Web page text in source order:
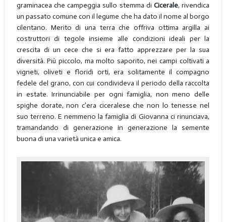
graminacea che campeggia sullo stemma di Cicerale, rivendica
un passato comune con il legume che ha dato il nome al borgo
cilentano. Merito di una terra che offriva ottima argilla ai
costruttori di tegole insieme alle condizioni ideali per la
crescita di un cece che si era fatto apprezzare per la sua
diversità. Più piccolo, ma molto saporito, nei campi coltivati a
vigneti, oliveti e floridi orti, era solitamente il compagno
fedele del grano, con cui condivideva il periodo della raccolta
in estate. Irrinunciabile per ogni famiglia, non meno delle
spighe dorate, non c’era ciceralese che non lo tenesse nel
suo terreno. E nemmeno la famiglia di Giovanna ci rinunciava,
tramandando di generazione in generazione la semente
buona di una varietà unica e amica.